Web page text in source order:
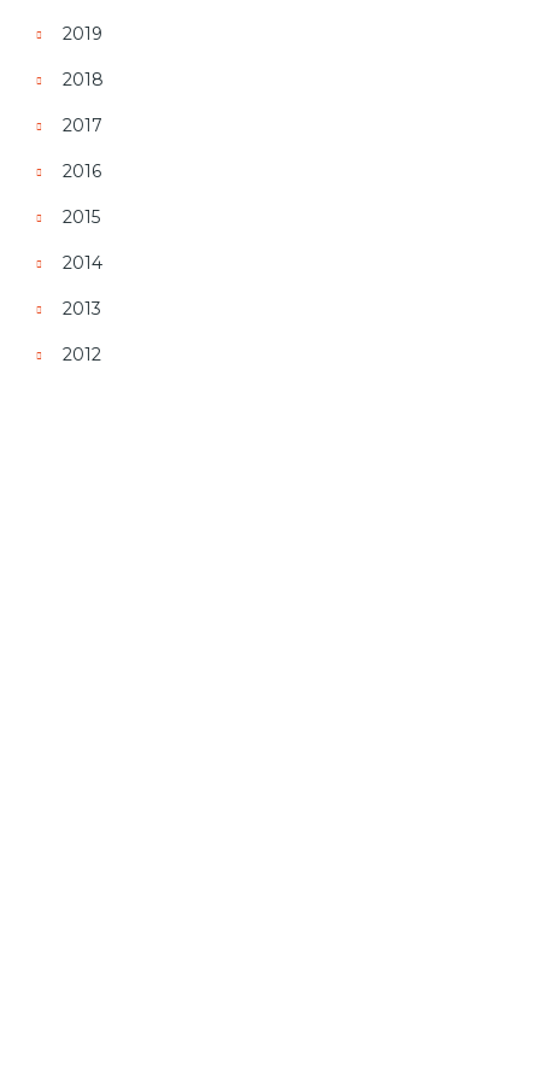
2019
2018
2017
2016
2015
2014
2013
2012